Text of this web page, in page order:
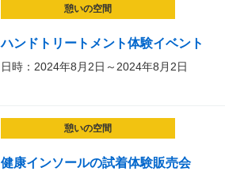
憩いの空間
ハンドトリートメント体験イベント
日時：2024年8月2日～2024年8月2日
憩いの空間
健康インソールの試着体験販売会